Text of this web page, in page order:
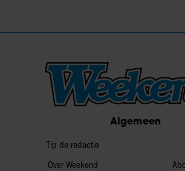
Algemeen
Tip de redactie
Over Weekend